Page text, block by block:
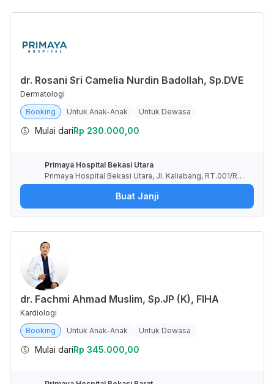
dr. Rosani Sri Camelia Nurdin Badollah, Sp.DVE
Dermatologi
Booking
Untuk Anak-Anak Untuk Dewasa
Mulai dariRp 230.000,00
Primaya Hospital Bekasi Utara
Primaya Hospital Bekasi Utara, Jl. Kaliabang, RT.001/RW.
033, Teluk Pucung, Kota Bekasi, Jawa Barat, Indonesia
Buat Janji
dr. Fachmi Ahmad Muslim, Sp.JP (K), FIHA
Kardiologi
Booking
Untuk Anak-Anak Untuk Dewasa
Mulai dariRp 345.000,00